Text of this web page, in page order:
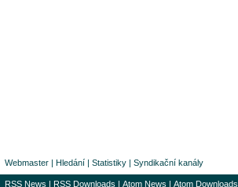
Webmaster | Hledání | Statistiky | Syndikační kanály
RSS News | RSS Downloads | Atom News | Atom Downloads